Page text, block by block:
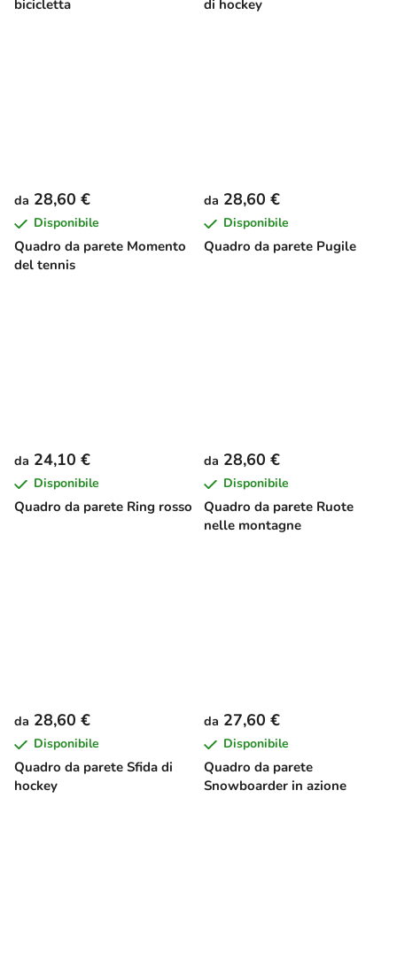
bicicletta di hockey
Quadro da parete Momento
del tennis
da 28,60 €
Disponibile
Quadro da parete Pugile
da 28,60 €
Disponibile
Quadro da parete Ring rosso
da 24,10 €
Disponibile
Quadro da parete Ruote
nelle montagne
da 28,60 €
Disponibile
Quadro da parete Sfida di
hockey
da 28,60 €
Disponibile
Quadro da parete
Snowboarder in azione
da 27,60 €
Disponibile